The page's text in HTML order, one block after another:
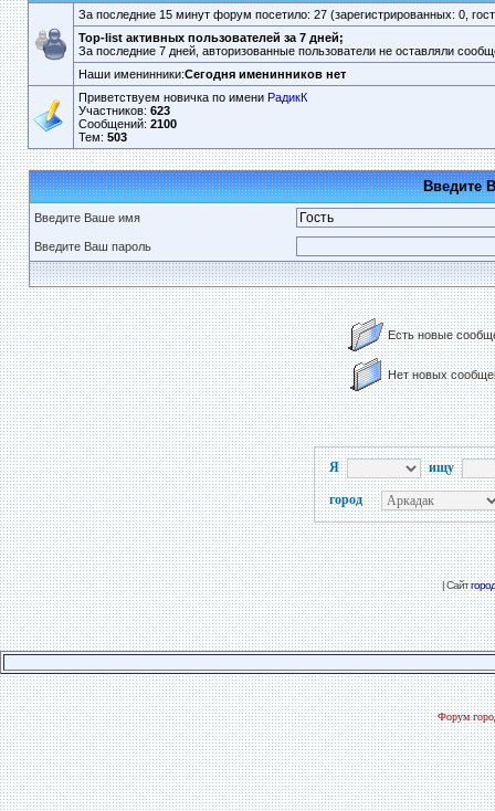
За последние 15 минут форум посетило: 27 (зарегистрированных: 0,
Top-list активных пользователей за 7 дней;
За последние 7 дней, авторизованные пользователи не оставляли
Наши именинники:Сегодня именинников нет
Приветствуем новичка по имени РадикК
Участников: 623
Сообщений: 2100
Тем: 503
Введите
Введите Ваше имя
Введите Ваш пароль
Есть новые
Нет новых
Я ищу
город
| Сайт
Форум